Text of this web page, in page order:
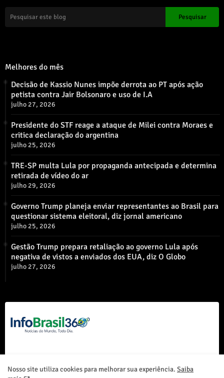
Melhores do mês
Decisão de Kassio Nunes impõe derrota ao PT após ação
petista contra Jair Bolsonaro e uso de I.A
julho 27, 2026
Presidente do STF reage a ataque de Milei contra Moraes e
critica declaração do argentina
julho 25, 2026
TRE-SP multa Lula por propaganda antecipada e determina
retirada de vídeo do ar
julho 29, 2026
Governo Trump planeja enviar representantes ao Brasil para
questionar sistema eleitoral, diz jornal americano
julho 25, 2026
Gestão Trump prepara retaliação ao governo Lula após
negativa de vistos a enviados dos EUA, diz O Globo
julho 27, 2026
Nosso site utiliza cookies para melhorar sua experiência. Saiba